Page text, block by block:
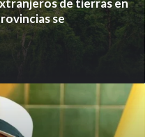
de tierras en
se